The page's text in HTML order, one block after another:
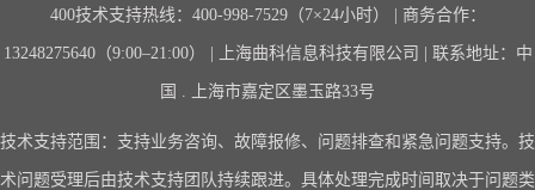
400技术支持热线：400-998-7529（7×24小时） | 商务合作：
13248275640（9:00–21:00） | 上海曲科信息科技有限公司 | 联系地址：中
国 . 上海市嘉定区墨玉路33号
技术支持范围：支持业务咨询、故障报修、问题排查和紧急问题支持。技
术问题受理后由技术支持团队持续跟进。具体处理完成时间取决于问题类